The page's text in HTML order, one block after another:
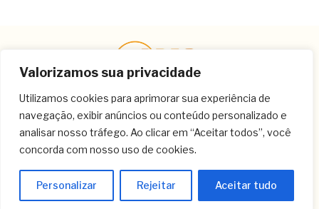
Valorizamos sua privacidade
Utilizamos cookies para aprimorar sua experiência de
navegação, exibir anúncios ou conteúdo personalizado e
analisar nosso tráfego. Ao clicar em “Aceitar todos”, você
concorda com nosso uso de cookies.
Personalizar Rejeitar Aceitar tudo
Contato
(11) 3259-8266